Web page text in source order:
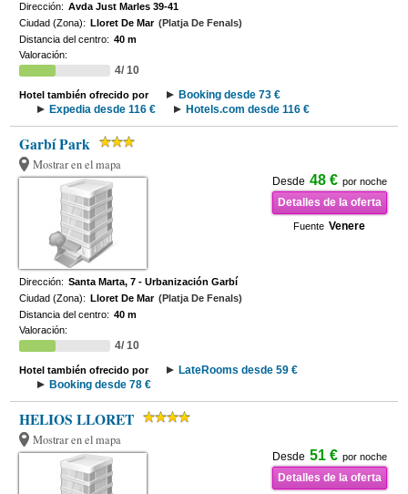
Dirección: Avda Just Marles 39-41
Ciudad (Zona): Lloret De Mar (Platja De Fenals)
Distancia del centro: 40 m
Valoración:
4/ 10
Hotel también ofrecido por
Booking desde 73 €
Expedia desde 116 €
Hotels.com desde 116 €
Garbí Park
Mostrar en el mapa
Desde 48 € por noche
Detalles de la oferta
Fuente Venere
Dirección: Santa Marta, 7 - Urbanización Garbí
Ciudad (Zona): Lloret De Mar (Platja De Fenals)
Distancia del centro: 40 m
Valoración:
4/ 10
Hotel también ofrecido por
LateRooms desde 59 €
Booking desde 78 €
HELIOS LLORET
Mostrar en el mapa
Desde 51 € por noche
Detalles de la oferta